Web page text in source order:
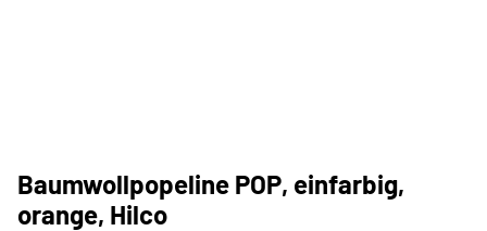
Baumwollpopeline POP, einfarbig,
orange, Hilco